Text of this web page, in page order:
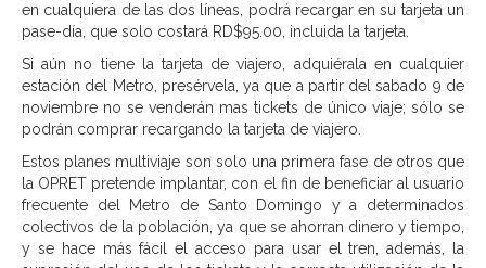
en cualquiera de las dos líneas, podrá recargar en su tarjeta un
pase-día, que solo costará RD$95.00, incluida la tarjeta.
Si aún no tiene la tarjeta de viajero, adquiérala en cualquier
estación del Metro, presérvela, ya que a partir del sabado 9 de
noviembre no se venderán mas tickets de único viaje; sólo se
podrán comprar recargando la tarjeta de viajero.
Estos planes multiviaje son solo una primera fase de otros que
la OPRET pretende implantar, con el fin de beneficiar al usuario
frecuente del Metro de Santo Domingo y a determinados
colectivos de la población, ya que se ahorran dinero y tiempo,
y se hace más fácil el acceso para usar el tren, además, la